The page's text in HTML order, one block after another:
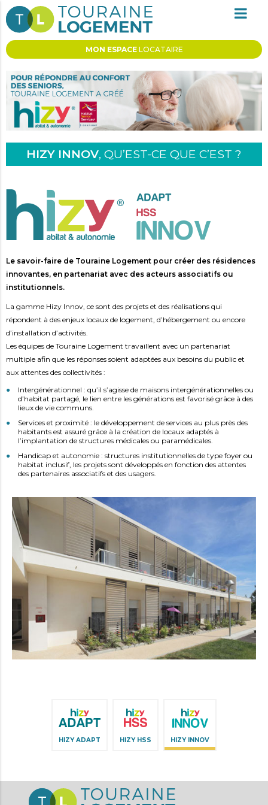
MON ESPACE LOCATAIRE
HIZY INNOV, QU’EST-CE QUE C’EST ?
Le savoir-faire de Touraine Logement pour créer des résidences
innovantes, en partenariat avec des acteurs associatifs ou
institutionnels.
La gamme Hizy Innov, ce sont des projets et des réalisations qui
répondent à des enjeux locaux de logement, d’hébergement ou encore
d’installation d’activités.
Les équipes de Touraine Logement travaillent avec un partenariat
multiple afin que les réponses soient adaptées aux besoins du public et
aux attentes des collectivités :
Intergénérationnel : qu’il s’agisse de maisons intergénérationnelles ou
d’habitat partagé, le lien entre les générations est favorisé grâce à des
lieux de vie communs.
Services et proximité : le développement de services au plus près des
habitants est assuré grâce à la création de locaux adaptés à
l’implantation de structures médicales ou paramédicales.
Handicap et autonomie : structures institutionnelles de type foyer ou
habitat inclusif, les projets sont développés en fonction des attentes
des partenaires associatifs et des usagers.
HIZY ADAPT HIZY HSS HIZY INNOV